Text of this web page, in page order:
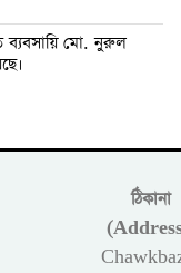
ব্যবসায়ি মো. নুরুল
ঠিকানা